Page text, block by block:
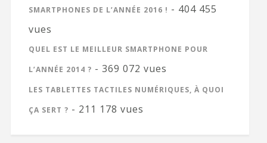
SMARTPHONES DE L’ANNÉE 2016 ! - 404 455
vues
QUEL EST LE MEILLEUR SMARTPHONE POUR
L’ANNÉE 2014 ? - 369 072 vues
LES TABLETTES TACTILES NUMÉRIQUES, À QUOI
ÇA SERT ? - 211 178 vues